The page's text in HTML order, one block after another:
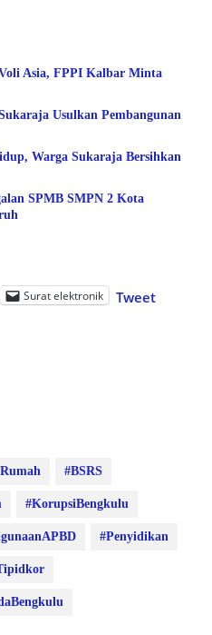
Asia, FPPI Kalbar Minta
Usulkan Pembangunan
Warga Sukaraja Bersihkan
SPMB SMPN 2 Kota
Surat elektronik Tweet
#BSRS
#KorupsiBengkulu
#Penyidikan